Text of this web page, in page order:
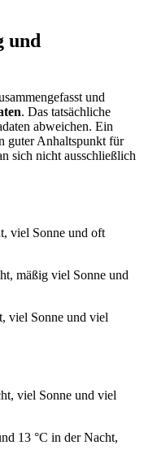
und
und
. Das tatsächliche
abweichen. Ein
guter Anhaltspunkt für
sich nicht ausschließlich
viel Sonne und oft
mäßig viel Sonne und
viel Sonne und viel
viel Sonne und viel
13 °C in der Nacht,